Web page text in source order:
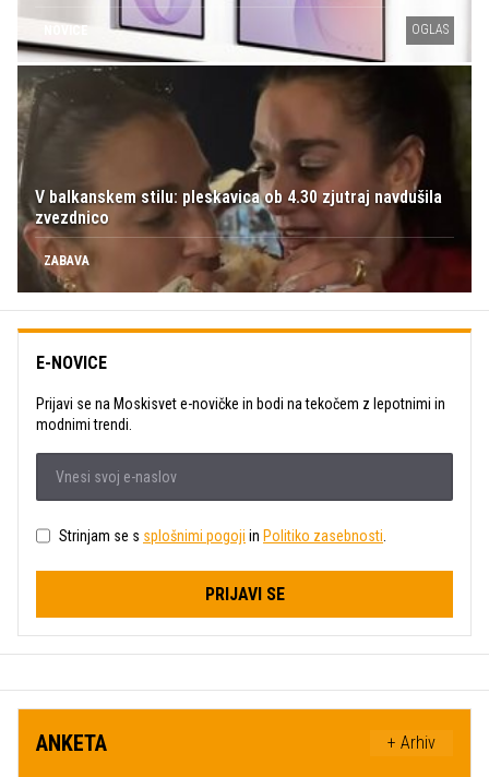
OGLAS
V balkanskem stilu: pleskavica ob 4.30 zjutraj navdušila
zvezdnico
ZABAVA
E-NOVICE
Prijavi se na Moskisvet e-novičke in bodi na tekočem z lepotnimi in
modnimi trendi.
Strinjam se s splošnimi pogoji in Politiko zasebnosti
PRIJAVI SE
ANKETA + Arhiv